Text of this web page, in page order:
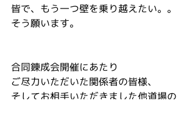
皆で、もう一つ壁を乗り越えたい。。
そう願います。
合同錬成会開催にあたり
ご尽力いただいた関係者の皆様、
そしてお相手いただきました他道場の